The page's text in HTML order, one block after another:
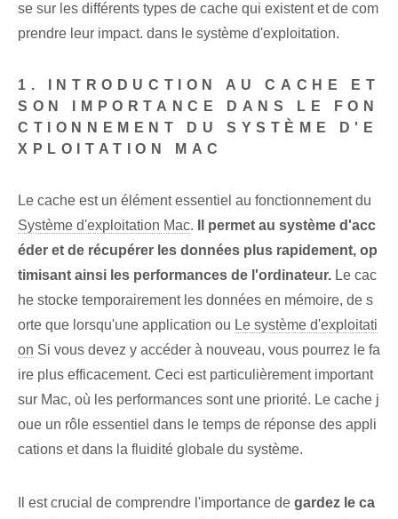
se sur les différents types de cache qui existent et de com
prendre leur impact. ⁢dans le système d'exploitation⁤.
1. INTRODUCTION AU CACHE ET
SON IMPORTANCE DANS LE FON
CTIONNEMENT DU SYSTÈME D'E
XPLOITATION MAC
Le cache est un élément essentiel au fonctionnement du
Système d'exploitation Mac.
Il permet au système d'acc
éder et de récupérer les données plus rapidement, op
timisant ainsi les performances de l'ordinateur. Le cac
he stocke temporairement les données en mémoire, de s
orte que lorsqu'une application ou Le système d'exploitati
on Si vous devez y accéder à nouveau, vous pourrez le fa
ire plus efficacement. Ceci est particulièrement important⁤
sur Mac,​ où les performances sont une priorité. Le cache j
oue un rôle essentiel dans le temps de réponse des appli
cations et dans la fluidité globale du système.
Il est crucial de comprendre l'importance de gardez le ca